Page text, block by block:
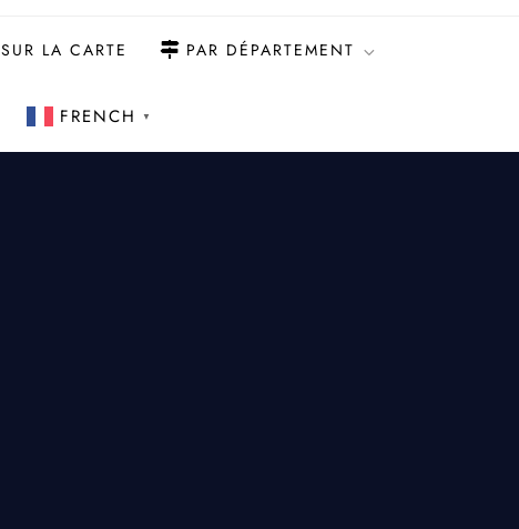
SUR LA CARTE PAR DÉPARTEMENT
FRENCH ▼